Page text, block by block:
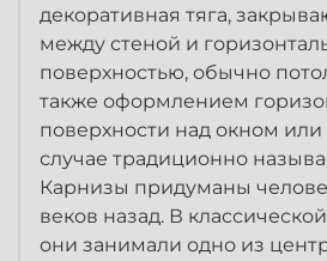
декоративная тяга,
между стеной и
поверхностью, обычно
также оформлением
поверхности над окном
случае традиционно
Карнизы придуманы
веков назад. В
они занимали одно из